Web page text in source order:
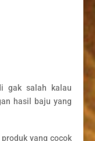
gak salah kalau
hasil baju yang
yang cocok